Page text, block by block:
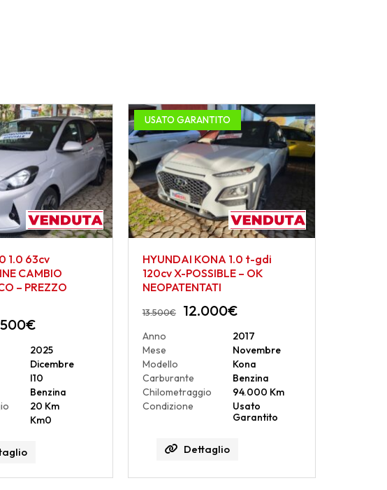
1.0 63cv
CAMBIO
– PREZZO
€
2025
Dicembre
I10
Benzina
20 Km
Km0
USATO GARANTITO
HYUNDAI KONA 1.0 t-gdi
120cv X-POSSIBLE – OK
NEOPATENTATI
13.500€ 12.000€
Anno
2017
Mese
Novembre
Modello
Kona
Carburante
Benzina
Chilometraggio
94.000 Km
Condizione
Usato
Garantito
Dettaglio